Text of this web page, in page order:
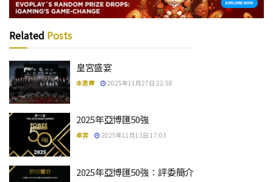
Related Posts
皇宮盛宴
本思齊 2025年11月27日 22:58
2025年亞博匯50強
卓弈 2025年11月13日 17:03
2025年亞博匯50強：評委簡介